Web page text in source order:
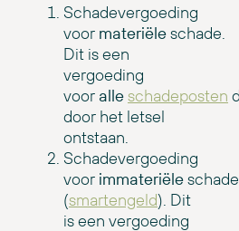
Schadevergoeding
voor materiëleschade.
Dit is een
vergoeding
voor alleschadeposten
door het letsel
ontstaan.
Schadevergoeding
voor immateriëleschade
(smartengeld). Dit
is een vergoeding